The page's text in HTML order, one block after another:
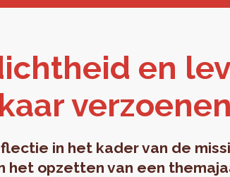
en
in het kader van de
het opzetten van een